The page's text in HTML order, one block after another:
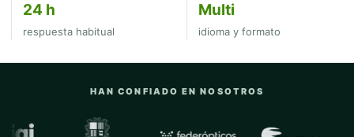
24 h
respuesta habitual
Multi
idioma y formato
HAN CONFIADO EN NOSOTROS
Empresas y organizaciones con las